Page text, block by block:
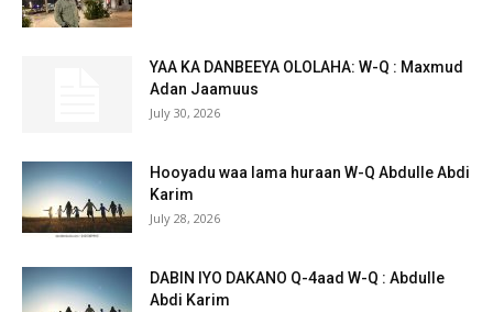
YAA KA DANBEEYA OLOLAHA: W-Q : Maxmud
Adan Jaamuus
July 30, 2026
Hooyadu waa lama huraan W-Q Abdulle Abdi
Karim
July 28, 2026
DABIN IYO DAKANO Q-4aad W-Q : Abdulle
Abdi Karim